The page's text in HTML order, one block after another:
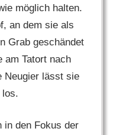
möglich halten.
an dem sie als
Grab geschändet
am Tatort nach
Neugier lässt sie
los.
in den Fokus der